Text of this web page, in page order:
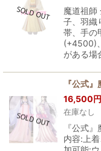
魔道祖
子、羽織
帯、手の
(+4500)
がある場
『公式
16,500円
在庫なし
『公式
内容:上